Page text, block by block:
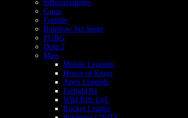
Influenciadores
Guias
Fortnite
Rainbow Six Siege
PUBG
Dota 2
Mais
Mobile Legends
Honor of Kings
Apex Legends
Farlight 84
Wild Rift: LoL
Rocket League